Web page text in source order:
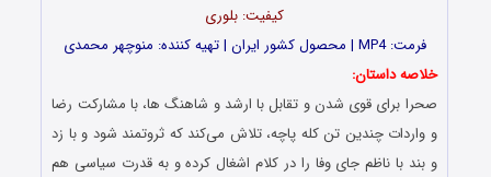
کیفیت: بلوری
فرمت: MP4 | محصول کشور ایران | تهیه کننده: منوچهر محمدی
خلاصه داستان:
صحرا برای قوی شدن و تقابل با ارشد و شاهنگ ها، با مشارکت رضا
و واردات چندین تن کله پاچه، تلاش می‌کند که ثروتمند شود و با زد
و بند با ناظم جای وفا را در کلام اشغال کرده و به قدرت سیاسی هم